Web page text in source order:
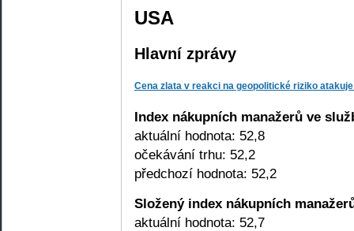
USA
Hlavní zprávy
Cena zlata v reakci na geopolitické riziko
Index nákupních manažerů ve
aktuální hodnota: 52,8
očekávání trhu: 52,2
předchozí hodnota: 52,2
Složený index nákupních
aktuální hodnota: 52,7